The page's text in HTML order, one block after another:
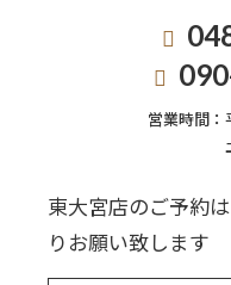
営業時間：
東大宮店のご予約
りお願い致します